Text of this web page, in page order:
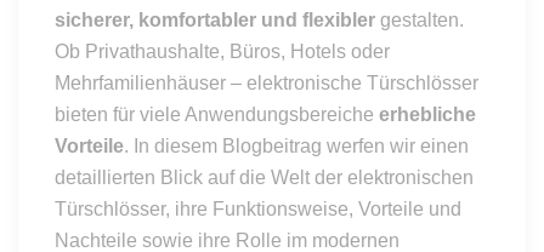
sicherer, komfortabler und flexibler gestalten.
Ob Privathaushalte, Büros, Hotels oder
Mehrfamilienhäuser – elektronische Türschlösser
bieten für viele Anwendungsbereiche erhebliche
Vorteile. In diesem Blogbeitrag werfen wir einen
detaillierten Blick auf die Welt der elektronischen
Türschlösser, ihre Funktionsweise, Vorteile und
Nachteile sowie ihre Rolle im modernen